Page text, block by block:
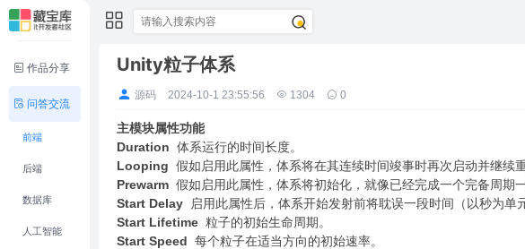
作品分享
问答交流
前端
后端
数据库
人工智能
Unity粒子体系
源码 2024-10-1 23:55:56 1304 0
主模块属性功能
Duration 体系运行的时间长度。
Looping 假如启用此属性，体系将在其连续时间竣事时再次启动并继续
Prewarm 假如启用此属性，体系将初始化，就像已经完成一个完备周期
Start Delay
启用此属性后，体系开始发射前将耽误一段时间（以秒为单
Start Lifetime 粒子的初始生命周期。
Start Speed 每个粒子在适当方向的初始速率。